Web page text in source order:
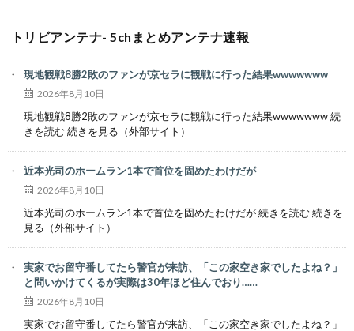
トリビアンテナ- 5chまとめアンテナ速報
現地観戦8勝2敗のファンが京セラに観戦に行った結果wwwwwww
2026年8月10日
現地観戦8勝2敗のファンが京セラに観戦に行った結果wwwwwww 続
きを読む 続きを見る（外部サイト）
近本光司のホームラン1本で首位を固めたわけだが
2026年8月10日
近本光司のホームラン1本で首位を固めたわけだが 続きを読む 続きを
見る（外部サイト）
実家でお留守番してたら警官が来訪、「この家空き家でしたよね？」
と問いかけてくるが実際は30年ほど住んでおり……
2026年8月10日
実家でお留守番してたら警官が来訪、「この家空き家でしたよね？」